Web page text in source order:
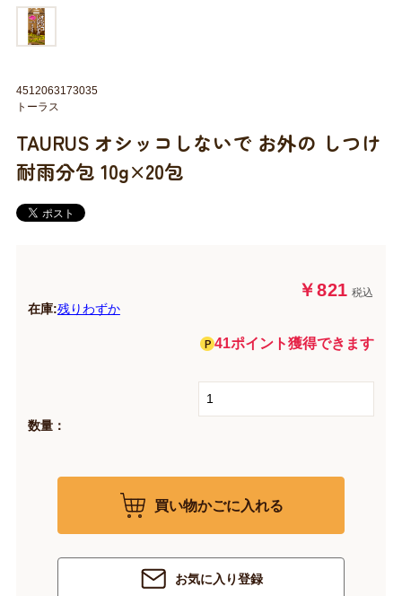
TAURUS オシッコしないで お外の しつけ
耐雨分包 10g×20包
￥821 税込
在庫:残りわずか
41ポイント獲得できます
数量：
買い物かごに入れる
お気に入り登録
4512063173035
トーラス